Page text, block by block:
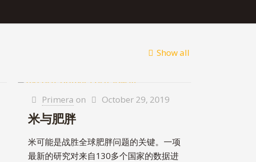
Show all
Primera on October 29, 2019
米与肥胖
米可能是战胜全球肥胖问题的关键。一项
最新的研究对来自130多个国家的数据进